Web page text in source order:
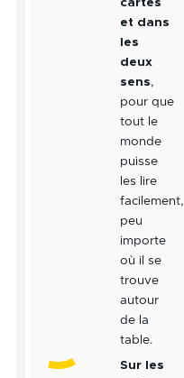
cartes
et dans
les
deux
sens,
pour que
tout le
monde
puisse
les lire
facilement,
peu
importe
où il se
trouve
autour
de la
table.
Sur les